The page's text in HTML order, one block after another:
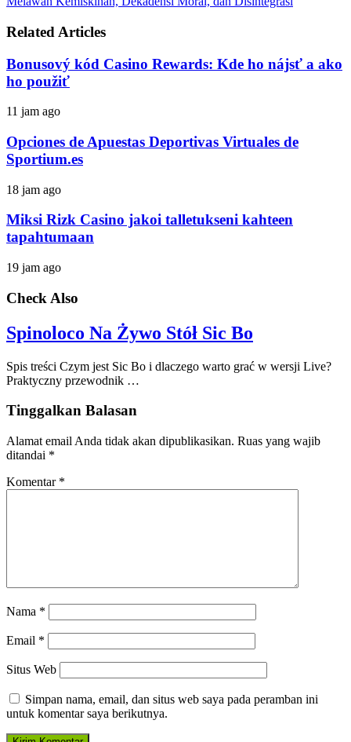
Related Articles
Bonusový kód Casino Rewards: Kde ho nájsť a ako
ho použiť
11 jam ago
Opciones de Apuestas Deportivas Virtuales de
Sportium.es
18 jam ago
Miksi Rizk Casino jakoi talletukseni kahteen
tapahtumaan
19 jam ago
Check Also
Spinoloco Na Żywo Stół Sic Bo
Spis treści Czym jest Sic Bo i dlaczego warto grać w wersji Live?
Praktyczny przewodnik …
Tinggalkan Balasan
Alamat email Anda tidak akan dipublikasikan. Ruas yang wajib
ditandai *
Komentar *
Nama *
Email *
Situs Web
Simpan nama, email, dan situs web saya pada peramban ini
untuk komentar saya berikutnya.